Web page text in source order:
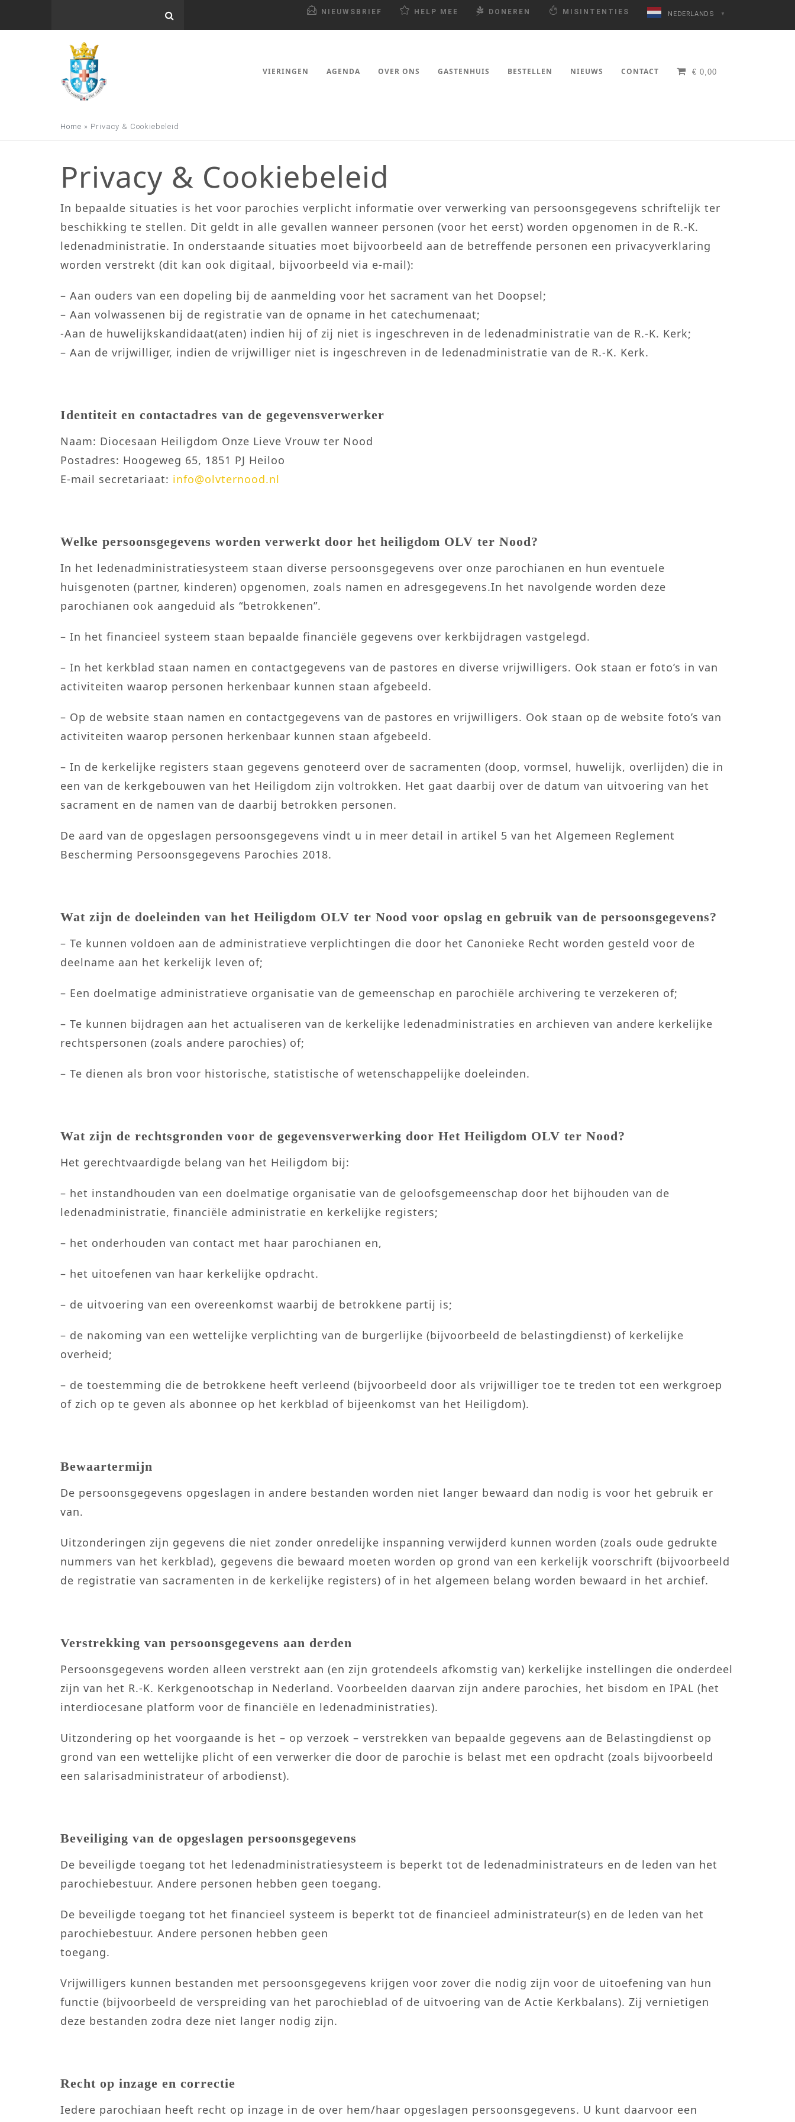
NIEUWSBRIEF HELP MEE DONEREN MISINTENTIES NEDERLANDS ▼
VIERINGEN AGENDA OVER ONS GASTENHUIS BESTELLEN NIEUWS CONTACT € 0,00
Home » Privacy & Cookiebeleid
Privacy & Cookiebeleid
In bepaalde situaties is het voor parochies verplicht informatie over verwerking van persoonsgegevens schriftelijk ter
beschikking te stellen. Dit geldt in alle gevallen wanneer personen (voor het eerst) worden opgenomen in de R.-K.
ledenadministratie. In onderstaande situaties moet bijvoorbeeld aan de betreffende personen een privacyverklaring
worden verstrekt (dit kan ook digitaal, bijvoorbeeld via e-mail):
– Aan ouders van een dopeling bij de aanmelding voor het sacrament van het Doopsel;
– Aan volwassenen bij de registratie van de opname in het catechumenaat;
-Aan de huwelijkskandidaat(aten) indien hij of zij niet is ingeschreven in de ledenadministratie van de R.-K. Kerk;
– Aan de vrijwilliger, indien de vrijwilliger niet is ingeschreven in de ledenadministratie van de R.-K. Kerk.
Identiteit en contactadres van de gegevensverwerker
Naam: Diocesaan Heiligdom Onze Lieve Vrouw ter Nood
Postadres: Hoogeweg 65, 1851 PJ Heiloo
E-mail secretariaat: info@olvternood.nl
Welke persoonsgegevens worden verwerkt door het heiligdom OLV ter Nood?
In het ledenadministratiesysteem staan diverse persoonsgegevens over onze parochianen en hun eventuele
huisgenoten (partner, kinderen) opgenomen, zoals namen en adresgegevens.In het navolgende worden deze
parochianen ook aangeduid als “betrokkenen”.
– In het financieel systeem staan bepaalde financiële gegevens over kerkbijdragen vastgelegd.
– In het kerkblad staan namen en contactgegevens van de pastores en diverse vrijwilligers. Ook staan er foto’s in van
activiteiten waarop personen herkenbaar kunnen staan afgebeeld.
– Op de website staan namen en contactgegevens van de pastores en vrijwilligers. Ook staan op de website foto’s van
activiteiten waarop personen herkenbaar kunnen staan afgebeeld.
– In de kerkelijke registers staan gegevens genoteerd over de sacramenten (doop, vormsel, huwelijk, overlijden) die in
een van de kerkgebouwen van het Heiligdom zijn voltrokken. Het gaat daarbij over de datum van uitvoering van het
sacrament en de namen van de daarbij betrokken personen.
De aard van de opgeslagen persoonsgegevens vindt u in meer detail in artikel 5 van het Algemeen Reglement
Bescherming Persoonsgegevens Parochies 2018.
Wat zijn de doeleinden van het Heiligdom OLV ter Nood voor opslag en gebruik van de persoonsgegevens?
– Te kunnen voldoen aan de administratieve verplichtingen die door het Canonieke Recht worden gesteld voor de
deelname aan het kerkelijk leven of;
– Een doelmatige administratieve organisatie van de gemeenschap en parochiële archivering te verzekeren of;
– Te kunnen bijdragen aan het actualiseren van de kerkelijke ledenadministraties en archieven van andere kerkelijke
rechtspersonen (zoals andere parochies) of;
– Te dienen als bron voor historische, statistische of wetenschappelijke doeleinden.
Wat zijn de rechtsgronden voor de gegevensverwerking door Het Heiligdom OLV ter Nood?
Het gerechtvaardigde belang van het Heiligdom bij:
– het instandhouden van een doelmatige organisatie van de geloofsgemeenschap door het bijhouden van de
ledenadministratie, financiële administratie en kerkelijke registers;
– het onderhouden van contact met haar parochianen en,
– het uitoefenen van haar kerkelijke opdracht.
– de uitvoering van een overeenkomst waarbij de betrokkene partij is;
– de nakoming van een wettelijke verplichting van de burgerlijke (bijvoorbeeld de belastingdienst) of kerkelijke
overheid;
– de toestemming die de betrokkene heeft verleend (bijvoorbeeld door als vrijwilliger toe te treden tot een werkgroep
of zich op te geven als abonnee op het kerkblad of bijeenkomst van het Heiligdom).
Bewaartermijn
De persoonsgegevens opgeslagen in andere bestanden worden niet langer bewaard dan nodig is voor het gebruik er
van.
Uitzonderingen zijn gegevens die niet zonder onredelijke inspanning verwijderd kunnen worden (zoals oude gedrukte
nummers van het kerkblad), gegevens die bewaard moeten worden op grond van een kerkelijk voorschrift (bijvoorbeeld
de registratie van sacramenten in de kerkelijke registers) of in het algemeen belang worden bewaard in het archief.
Verstrekking van persoonsgegevens aan derden
Persoonsgegevens worden alleen verstrekt aan (en zijn grotendeels afkomstig van) kerkelijke instellingen die onderdeel
zijn van het R.-K. Kerkgenootschap in Nederland. Voorbeelden daarvan zijn andere parochies, het bisdom en IPAL (het
interdiocesane platform voor de financiële en ledenadministraties).
Uitzondering op het voorgaande is het – op verzoek – verstrekken van bepaalde gegevens aan de Belastingdienst op
grond van een wettelijke plicht of een verwerker die door de parochie is belast met een opdracht (zoals bijvoorbeeld
een salarisadministrateur of arbodienst).
Beveiliging van de opgeslagen persoonsgegevens
De beveiligde toegang tot het ledenadministratiesysteem is beperkt tot de ledenadministrateurs en de leden van het
parochiebestuur. Andere personen hebben geen toegang.
De beveiligde toegang tot het financieel systeem is beperkt tot de financieel administrateur(s) en de leden van het
parochiebestuur. Andere personen hebben geen
toegang.
Vrijwilligers kunnen bestanden met persoonsgegevens krijgen voor zover die nodig zijn voor de uitoefening van hun
functie (bijvoorbeeld de verspreiding van het parochieblad of de uitvoering van de Actie Kerkbalans). Zij vernietigen
deze bestanden zodra deze niet langer nodig zijn.
Recht op inzage en correctie
Iedere parochiaan heeft recht op inzage in de over hem/haar opgeslagen persoonsgegevens. U kunt daarvoor een